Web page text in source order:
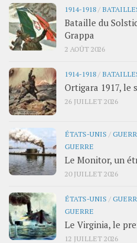
1914-1918/
Bataille du
Grappa
2 AOÛT 2026
1914-1918/
Ortigara 1917, le
26 JUILLET 2026
ÉTATS-UNIS /
GUERRE
Le Monitor, un
20 JUILLET 2026
ÉTATS-UNIS /
GUERRE
Le Virginia, le
12 JUILLET 2026